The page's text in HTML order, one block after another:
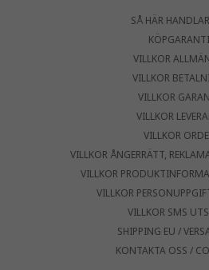
SÅ HÄR
KÖPGARANTI
VILLKOR
VILLKOR
VILLKOR
VILLKOR
VILLKOR
VILLKOR ÅNGERRÄTT,
VILLKOR
VILLKOR
VILLKOR SMS
SHIPPING EU /
KONTAKTA OSS /